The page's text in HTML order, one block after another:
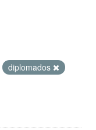
diplomados